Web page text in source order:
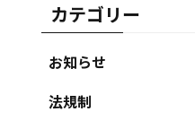
カテゴリー
お知らせ
法規制